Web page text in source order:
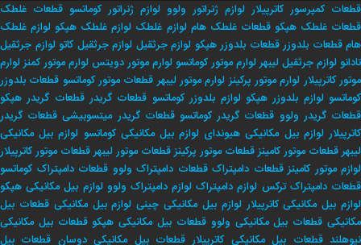
قطعات کمپرسور کاترپیلار لوازم ژنراتور ولوو لوازم ژنراتور کوماتسو قطعات غلطک
قطعات غلطک هپکو قطعات غلطک هام لوازم غلطک لوازم غلطک هپکو لوازم غلطک
هام قطعات بلدوزر قطعات بلدوزر هپکو لوازم جرثقیل لوازم جرثقیل کاتو لوازم جرثقیل
تادانو لوازم جرثقیل لیبهر لوارم موتور کوماتسو لوارم موتور دویتس لوارم موتور کمنز لوارم
موتور کاترپیلار لوارم موتور پرکینز لوارم موتور لیبهر قطعات موتور کوماتسو قطعات بلدوزر
کوماتسو لوازم بلدوزر هپکو لوازم بلدوزر کوماتسو قطعات گریدر قطعات گریدر هپکو
قطعات گریدر ولوو قطعات گریدر کوماتسو قطعات گریدر میتسوبیشی قطعات گریدر
کاترپیلار لوازم بیل مکانیکی هیوندای لوازم بیل مکانیکی کوماتسو لوازم بیل مکانیکی
لیبهرقطعات موتور کامینزقطعات موتور پرکینزقطعات موتور لیبهرقطعات موتور کاترپیلار
لوازم موتور کامینز قطعات دامپتراک قطعات دامپتراک ولوو قطعات دامپتراک کوماتسو
قطعات دامپتراک ترکس لوازم دامپتراک لوازم دامپتراک ولوو لوازم بیل مکانیکی هپکو
لوازم بیل مکانیکی کاترپیلار لوازم بیل مکانیکی چینی لوازم بیل مکانیکی قطعات بیل
مکانیکی قطعات بیل مکانیکی ولوو قطعات بیل مکانیکی هپکو قطعات بیل مکانیکی
نیوهلند قطعات بیل مکانیکی کاترپیلار قطعات بیل مکانیکی دوسان قطعات بیل